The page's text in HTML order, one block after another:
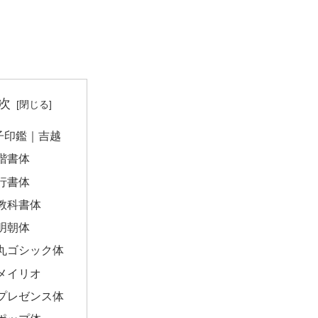
印鑑｜吉越
書体
書体
科書体
朝体
ゴシック体
イリオ
レゼンス体